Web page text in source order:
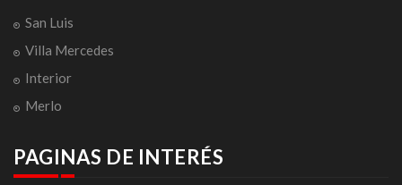
San Luis
Villa Mercedes
Interior
Merlo
PAGINAS DE INTERÉS